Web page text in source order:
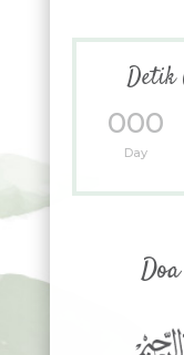
Detik
000
Day